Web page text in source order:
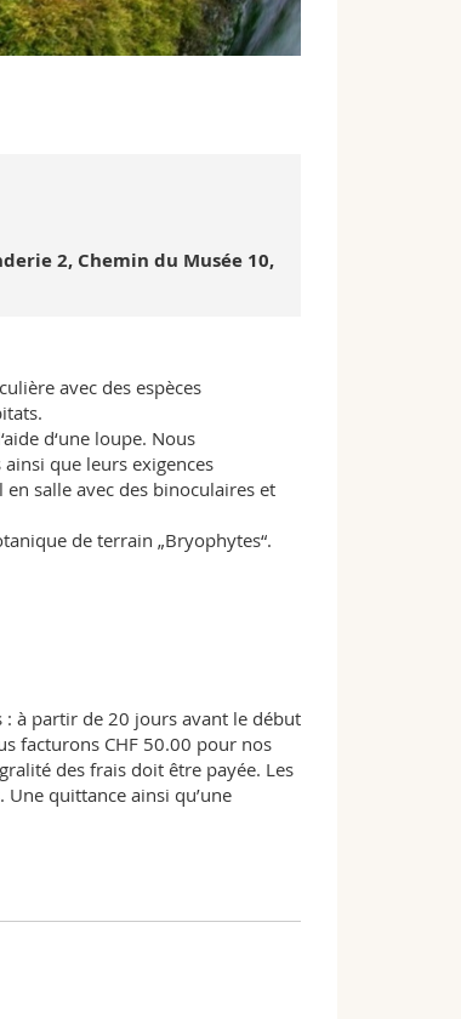
2, Chemin du Musée 10,
avec des espèces
d‘une loupe. Nous
que leurs exigences
salle avec des binoculaires et
de terrain „Bryophytes“.
: à partir de 20 jours avant le début
facturons CHF 50.00 pour nos
des frais doit être payée. Les
quittance ainsi qu’une